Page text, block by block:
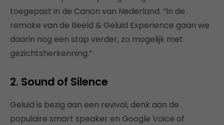
toegepast in de Canon van Nederland. “In de
remake van de Beeld & Geluid Experience gaan we
daarin nog een stap verder, zo mogelijk met
gezichtsherkenning.”
2. Sound of Silence
Geluid is bezig aan een revival, denk aan de
populaire smart speaker en Google Voice of